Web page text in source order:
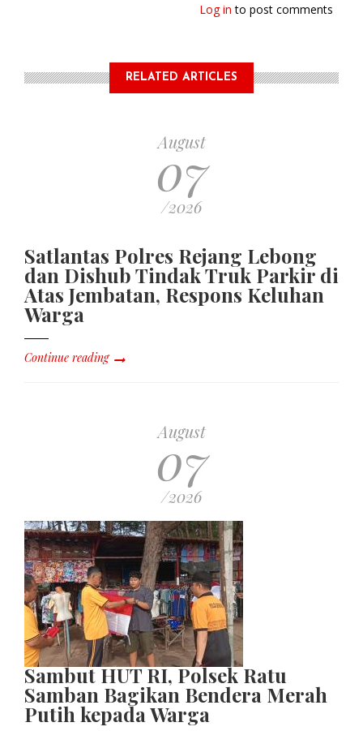
Log in to post comments
RELATED ARTICLES
August
07
/2026
Satlantas Polres Rejang Lebong
dan Dishub Tindak Truk Parkir di
Atas Jembatan, Respons Keluhan
Warga
Continue reading
August
07
/2026
Sambut HUT RI, Polsek Ratu
Samban Bagikan Bendera Merah
Putih kepada Warga